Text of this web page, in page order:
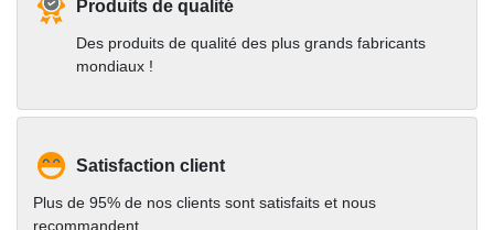
Produits de qualité
Des produits de qualité des plus grands fabricants
mondiaux !
Satisfaction client
Plus de 95% de nos clients sont satisfaits et nous
recommandent.